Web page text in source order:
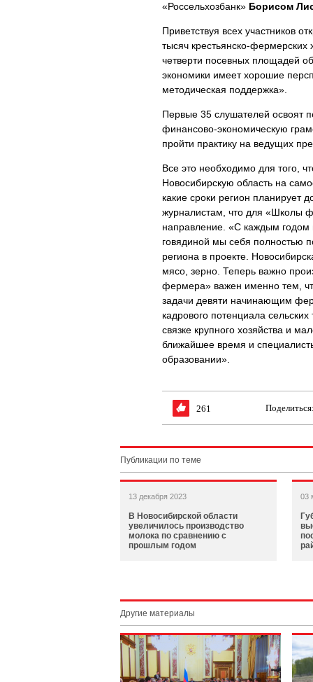
«Россельхозбанк» Борисом
Приветствуя всех участников
тысяч крестьянско-
четверти посевных площадей
экономики имеет хорошие
методическая поддержка».
Первые 35 слушателей освоят
финансово-экономическую
пройти практику на ведущих
Все это необходимо для того,
Новосибирскую область на
какие сроки регион планирует
журналистам, что для «Школы
направление. «С каждым годом
говядиной мы себя полностью
региона в проекте.
мясо, зерно. Теперь важно
фермера» важен именно тем,
задачи девяти начинающим
кадрового потенциала
связке крупного хозяйства и
ближайшее время и
образовании».
261
Публикации по теме
13 декабря 2023
В Новосибирской области
увеличилось производство
молока по сравнению с
прошлым годом
03
Другие материалы